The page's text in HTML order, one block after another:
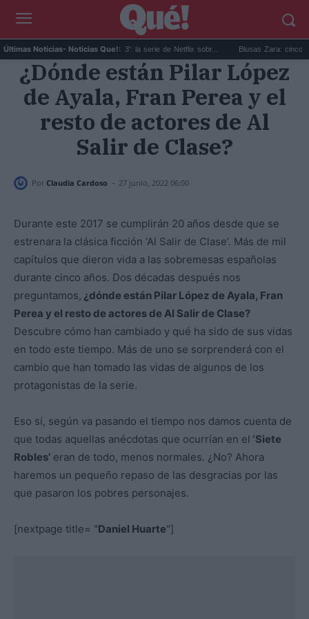
Últimas Noticias- Noticias Que!:
'Bomba en el Pan Am 103': la serie de Netflix sobr... Blusas Zara: cinco
¿Dónde están Pilar López
de Ayala, Fran Perea y el
resto de actores de Al
Salir de Clase?
Por Claudia Cardoso - 27 junio, 2022 06:00
Durante este 2017 se cumplirán 20 años desde que se
estrenara la clásica ficción ‘Al Salir de Clase’. Más de mil
capítulos que dieron vida a las sobremesas españolas
durante cinco años. Dos décadas después nos
preguntamos, ¿dónde están Pilar López de Ayala, Fran
Perea y el resto de actores de Al Salir de Clase?
Descubre cómo han cambiado y qué ha sido de sus vidas
en todo este tiempo. Más de uno se sorprenderá con el
cambio que han tomado las vidas de algunos de los
protagonistas de la serie.
Eso sí, según va pasando el tiempo nos damos cuenta de
que todas aquellas anécdotas que ocurrían en el ‘Siete
Robles’ eran de todo, menos normales. ¿No? Ahora
haremos un pequeño repaso de las desgracias por las
que pasaron los pobres personajes.
[nextpage title= "Daniel Huarte"]